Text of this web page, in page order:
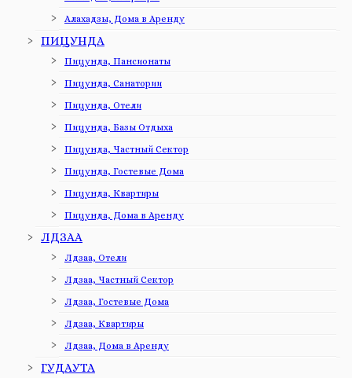
Алахадзы, Дома в Аренду
ПИЦУНДА
Пицунда, Пансионаты
Пицунда, Санатории
Пицунда, Отели
Пицунда, Базы Отдыха
Пицунда, Частный Сектор
Пицунда, Гостевые Дома
Пицунда, Квартиры
Пицунда, Дома в Аренду
ЛДЗАА
Лдзаа, Отели
Лдзаа, Частный Сектор
Лдзаа, Гостевые Дома
Лдзаа, Квартиры
Лдзаа, Дома в Аренду
ГУДАУТА